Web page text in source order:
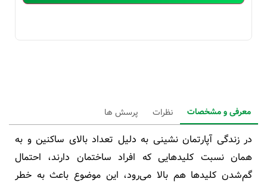
معرفی و مشخصات نظرات پرسش ها
در زندگی آپارتمان نشینی به دلیل تعداد بالای ساکنین و به
همان نسبت کلیدهایی که افراد ساختمان دارند، احتمال
گم‌شدن کلیدها هم بالا می‌رود، این موضوع باعث به‌ خطر